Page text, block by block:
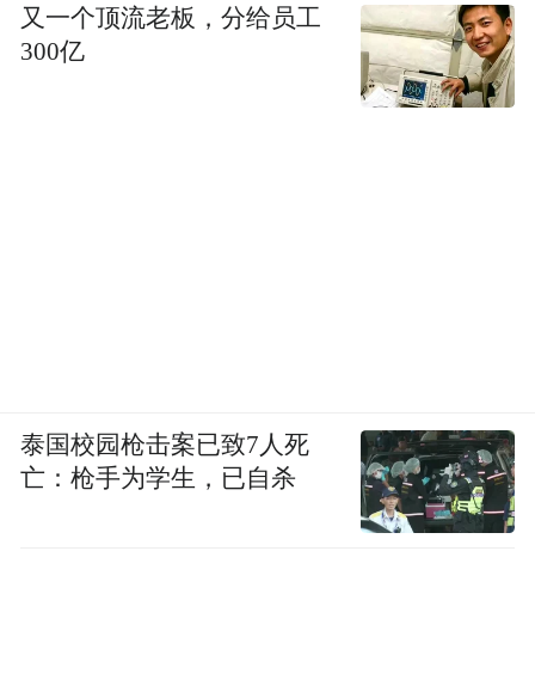
又一个顶流老板，分给员工
300亿
泰国校园枪击案已致7人死
亡：枪手为学生，已自杀